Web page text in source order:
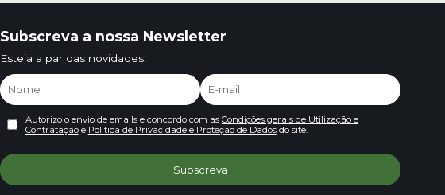
Subscreva a nossa Newsletter
Esteja a par das novidades!
Autorizo o envio de emails e concordo com as Condições gerais de Utilização e
Contrataçãoe Política de Privacidade e Proteção de Dadosdo site.